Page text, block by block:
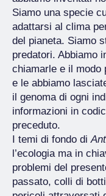
Siamo una specie
adattarsi al clima
del pianeta. Siamo
predatori. Abbiamo
chiamarle e il modo
e le abbiamo
il genoma di ogni
informazioni in
preceduto.
I temi di fondo di
l’ecologia ma in
problemi del
passato, colli di